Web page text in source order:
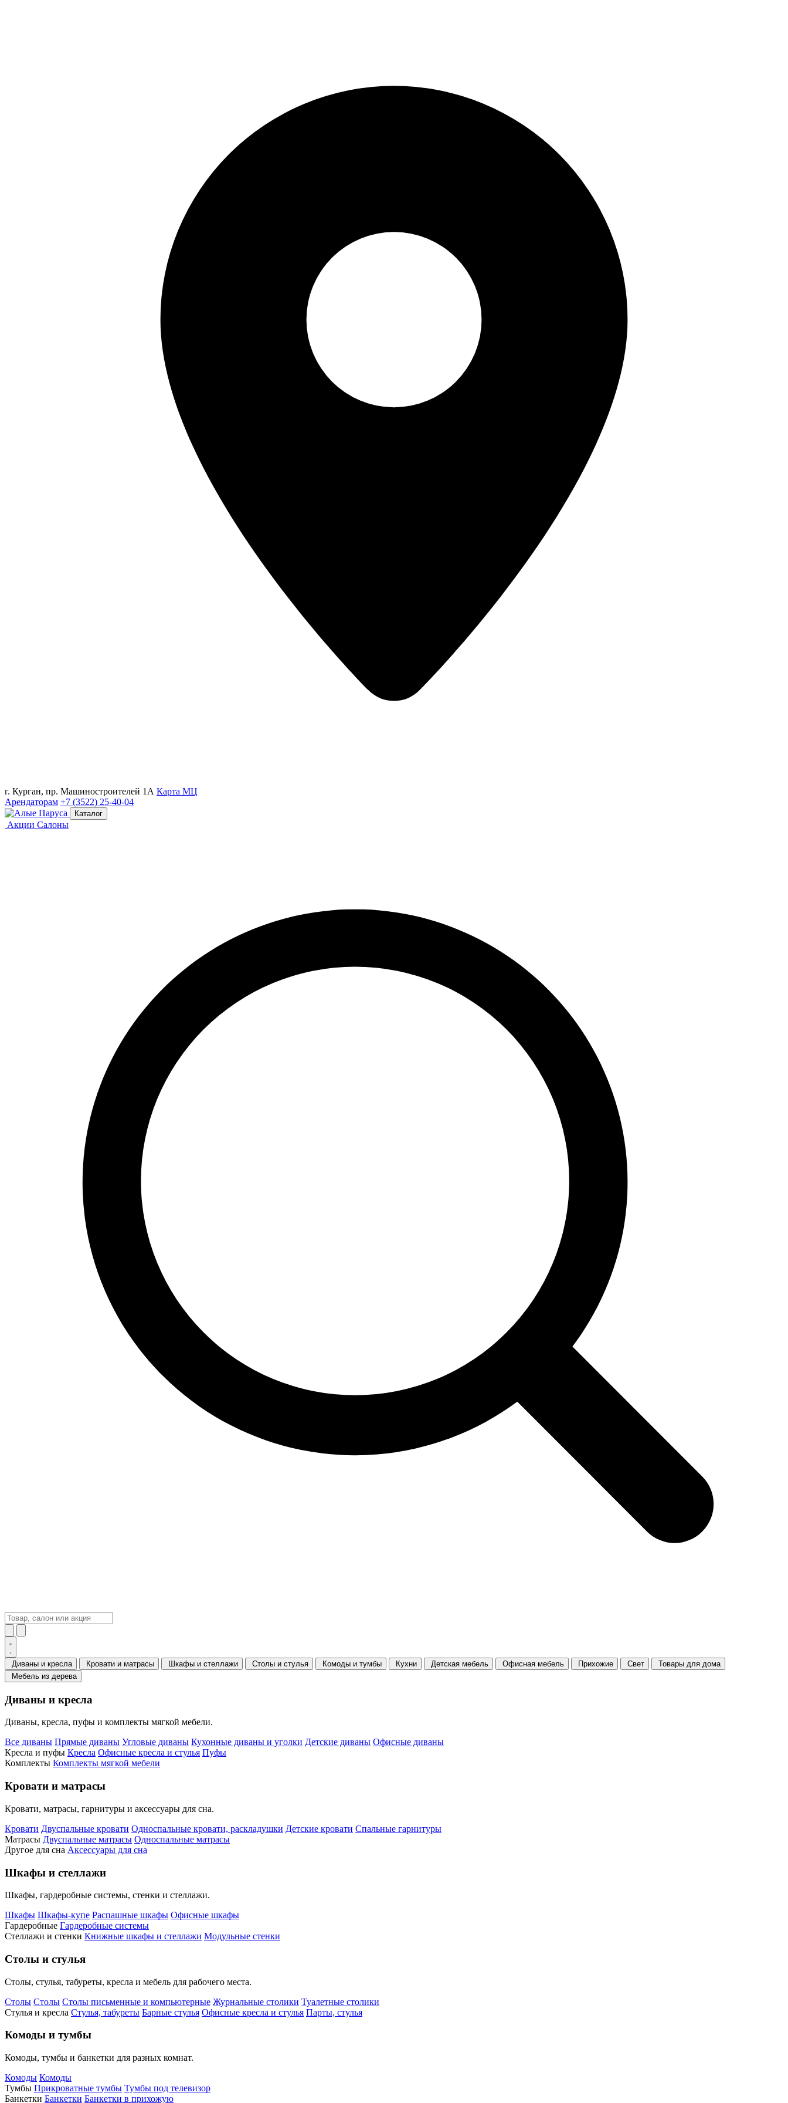
г. Курган, пр. Машиностроителей 1А Карта МЦ
Арендаторам +7 (3522) 25-40-04
Каталог
Акции Салоны
Диваны и кресла Кровати и матрасы Шкафы и стеллажи Столы и стулья Комоды и тумбы Кухни Детская мебель Офисная мебель Прихожие Свет
Товары для дома
Мебель из дерева
Диваны и кресла
Диваны, кресла, пуфы и комплекты мягкой мебели.
Все диваны Прямые диваны Угловые диваны Кухонные диваны и уголки Детские диваны Офисные диваны
Кресла и пуфы Кресла Офисные кресла и стулья Пуфы
Комплекты Комплекты мягкой мебели
Кровати и матрасы
Кровати, матрасы, гарнитуры и аксессуары для сна.
Кровати Двуспальные кровати Односпальные кровати, раскладушки Детские кровати Спальные гарнитуры
Матрасы Двуспальные матрасы Односпальные матрасы
Другое для сна Аксессуары для сна
Шкафы и стеллажи
Шкафы, гардеробные системы, стенки и стеллажи.
Шкафы Шкафы-купе Распашные шкафы Офисные шкафы
Гардеробные Гардеробные системы
Стеллажи и стенки Книжные шкафы и стеллажи Модульные стенки
Столы и стулья
Столы, стулья, табуреты, кресла и мебель для рабочего места.
Столы Столы Столы письменные и компьютерные Журнальные столики Туалетные столики
Стулья и кресла Стулья, табуреты Барные стулья Офисные кресла и стулья Парты, стулья
Комоды и тумбы
Комоды, тумбы и банкетки для разных комнат.
Комоды Комоды
Тумбы Прикроватные тумбы Тумбы под телевизор
Банкетки Банкетки Банкетки в прихожую